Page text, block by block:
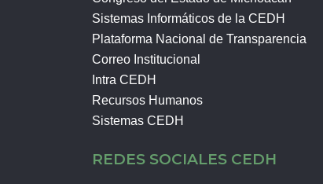
Sistemas Informáticos de la CEDH
Plataforma Nacional de Transparencia
Correo Institucional
Intra CEDH
Recursos Humanos
Sistemas CEDH
REDES SOCIALES CEDH